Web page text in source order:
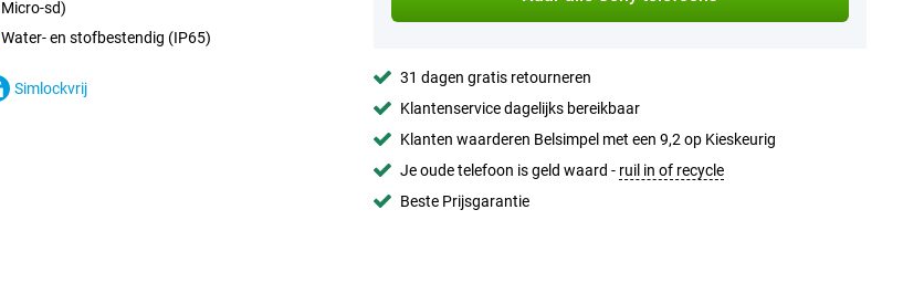
Micro-sd)
Water- en stofbestendig (IP65)
Simlockvrij
31 dagen gratis retourneren
Klantenservice dagelijks bereikbaar
Klanten waarderen Belsimpel met een 9,2 op Kieskeurig
Je oude telefoon is geld waard - ruil in of recycle
Beste Prijsgarantie